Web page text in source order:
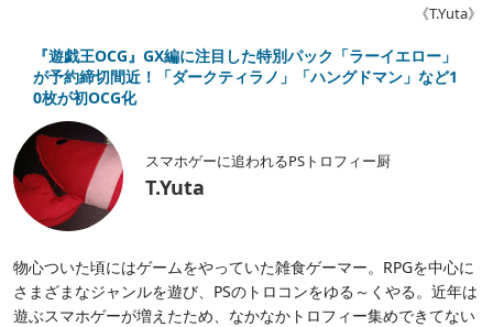
《T.Yuta》
『遊戯王OCG』GX編に注目した特別パック「ラーイエロー」
が予約締切間近！「ダークティラノ」「ハングドマン」など1
0枚が初OCG化
スマホゲーに追われるPSトロフィー厨
T.Yuta
物心ついた頃にはゲームをやっていた雑食ゲーマー。RPGを中心に
さまざまなジャンルを遊び、PSのトロコンをゆる～くやる。近年は
遊ぶスマホゲーが増えたため、なかなかトロフィー集めできてない